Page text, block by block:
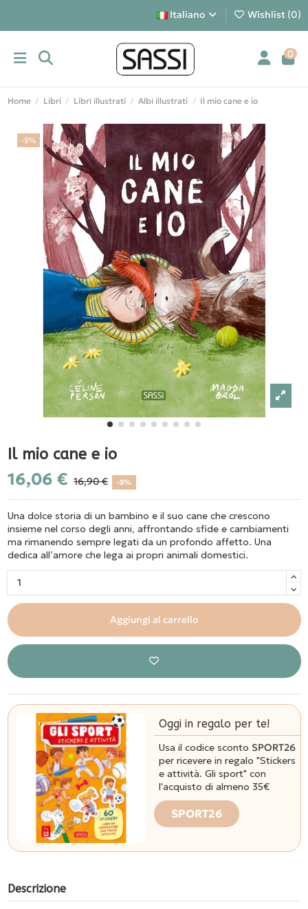
Italiano Wishlist (0)
0
Home Libri Libri illustrati Albi illustrati Il mio cane e io
-5%
Il mio cane e io
16,06 € 16,90 € -5%
Una dolce storia di un bambino e il suo cane che crescono
insieme nel corso degli anni, affrontando sfide e cambiamenti
ma rimanendo sempre legati da un profondo affetto. Una
dedica all’amore che lega ai propri animali domestici.
Aggiungi al carrello
Oggi in regalo per te!
Usa il codice sconto SPORT26
per ricevere in regalo "Stickers
e attività. Gli sport" con
l'acquisto di almeno 35€
SPORT26
Descrizione